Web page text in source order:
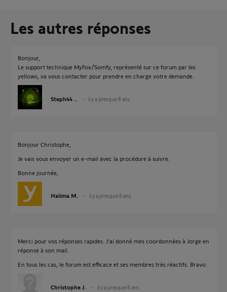
Les autres réponses
Bonjour,
Le support technique MyFox/Somfy, représenté sur ce forum par les
yellows, va vous contacter pour prendre en charge votre demande.
Steph44 .. il y a presque 8 ans
Bonjour Christophe,
Je vais vous envoyer un e-mail avec la procédure à suivre.
Bonne journée,
Halima M. il y a presque 8 ans
Merci pour vos réponses rapides. J'ai donné mes coordonnées à Jorge en
réponse à son mail.
En tous les cas, le forum est efficace et ses membres très réactifs. Bravo.
Christophe J. il y a presque 8 ans